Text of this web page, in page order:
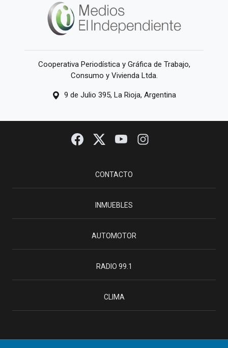
Cooperativa Periodística y Gráfica de Trabajo,
Consumo y Vivienda Ltda.
9 de Julio 395, La Rioja, Argentina
CONTACTO
INMUEBLES
AUTOMOTOR
RADIO 99.1
CLIMA